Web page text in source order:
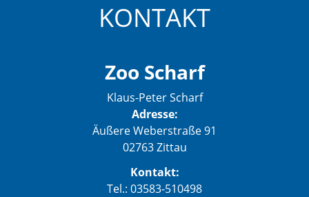
KONTAKT
Zoo Scharf
Klaus-Peter Scharf
Adresse:
Äußere Weberstraße 91
02763 Zittau
Kontakt:
Tel.: 03583-510498